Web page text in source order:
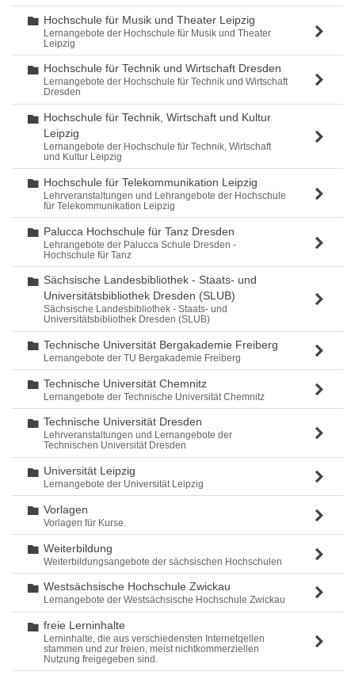
Ordner
Hochschule für Musik und Theater Leipzig
Lernangebote der Hochschule für Musik und Theater
Leipzig
Ordner
Hochschule für Technik und Wirtschaft Dresden
Lernangebote der Hochschule für Technik und Wirtschaft
Dresden
Ordner
Hochschule für Technik, Wirtschaft und Kultur
Leipzig
Lernangebote der Hochschule für Technik, Wirtschaft
und Kultur Leipzig
Ordner
Hochschule für Telekommunikation Leipzig
Lehrveranstaltungen und Lehrangebote der Hochschule
für Telekommunikation Leipzig
Ordner
Palucca Hochschule für Tanz Dresden
Lehrangebote der Palucca Schule Dresden -
Hochschule für Tanz
Ordner
Sächsische Landesbibliothek - Staats- und
Universitätsbibliothek Dresden (SLUB)
Sächsische Landesbibliothek - Staats- und
Universitätsbibliothek Dresden (SLUB)
Ordner
Technische Universität Bergakademie Freiberg
Lernangebote der TU Bergakademie Freiberg
Ordner
Technische Universität Chemnitz
Lernangebote der Technische Universität Chemnitz
Ordner
Technische Universität Dresden
Lehrveranstaltungen und Lernangebote der
Technischen Universität Dresden
Ordner
Universität Leipzig
Lernangebote der Universität Leipzig
Ordner
Vorlagen
Vorlagen für Kurse.
Ordner
Weiterbildung
Weiterbildungsangebote der sächsischen Hochschulen
Ordner
Westsächsische Hochschule Zwickau
Lernangebote der Westsächsische Hochschule Zwickau
Ordner
freie Lerninhalte
Lerninhalte, die aus verschiedensten Internetqellen
stammen und zur freien, meist nichtkommerziellen
Nutzung freigegeben sind.